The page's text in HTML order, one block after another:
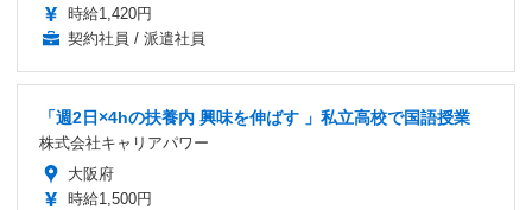
時給1,420円
契約社員 / 派遣社員
「週2日×4hの扶養内 興味を伸ばす 」私立高校で国語授業
株式会社キャリアパワー
大阪府
時給1,500円